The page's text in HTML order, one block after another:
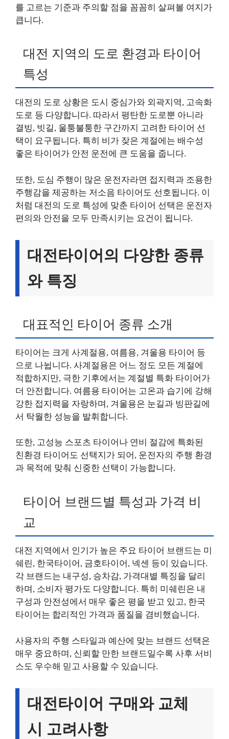
를 고르는 기준과 주의할 점을 꼼꼼히 살펴볼 여지가
큽니다.
대전 지역의 도로 환경과 타이어
특성
대전의 도로 상황은 도시 중심가와 외곽지역, 고속화
도로 등 다양합니다. 따라서 평탄한 도로뿐 아니라
결빙, 빗길, 울퉁불퉁한 구간까지 고려한 타이어 선
택이 요구됩니다. 특히 비가 잦은 계절에는 배수성
좋은 타이어가 안전 운전에 큰 도움을 줍니다.
또한, 도심 주행이 많은 운전자라면 접지력과 조용한
주행감을 제공하는 저소음 타이어도 선호됩니다. 이
처럼 대전의 도로 특성에 맞춘 타이어 선택은 운전자
편의와 안전을 모두 만족시키는 요건이 됩니다.
대전타이어의 다양한 종류
와 특징
대표적인 타이어 종류 소개
타이어는 크게 사계절용, 여름용, 겨울용 타이어 등
으로 나뉩니다. 사계절용은 어느 정도 모든 계절에
적합하지만, 극한 기후에서는 계절별 특화 타이어가
더 안전합니다. 여름용 타이어는 고온과 습기에 강해
강한 접지력을 자랑하며, 겨울용은 눈길과 빙판길에
서 탁월한 성능을 발휘합니다.
또한, 고성능 스포츠 타이어나 연비 절감에 특화된
친환경 타이어도 선택지가 되어, 운전자의 주행 환경
과 목적에 맞춰 신중한 선택이 가능합니다.
타이어 브랜드별 특성과 가격 비
교
대전 지역에서 인기가 높은 주요 타이어 브랜드는 미
쉐린, 한국타이어, 금호타이어, 넥센 등이 있습니다.
각 브랜드는 내구성, 승차감, 가격대별 특징을 달리
하며, 소비자 평가도 다양합니다. 특히 미쉐린은 내
구성과 안전성에서 매우 좋은 평을 받고 있고, 한국
타이어는 합리적인 가격과 품질을 겸비했습니다.
사용자의 주행 스타일과 예산에 맞는 브랜드 선택은
매우 중요하며, 신뢰할 만한 브랜드일수록 사후 서비
스도 우수해 믿고 사용할 수 있습니다.
대전타이어 구매와 교체
시 고려사항